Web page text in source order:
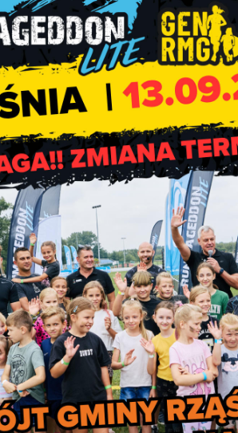
może zostać nałożona kara grzywny
godzinach pracy Urzędu punkt
99,
i Mieszkań są chronionetajemnica
statystycznych, które posłużą w
a także krajowym.